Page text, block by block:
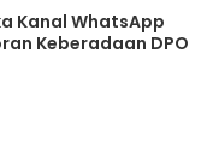
Kanal WhatsApp
Keberadaan DPO